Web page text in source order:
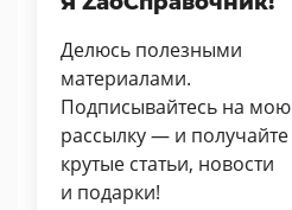
Делюсь полезными
материалами.
Подписывайтесь на мою
рассылку — и получайте
крутые статьи, новости
и подарки!